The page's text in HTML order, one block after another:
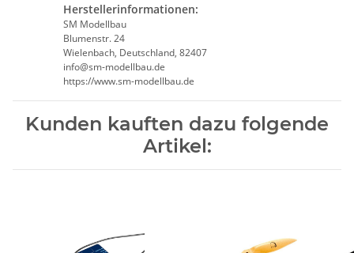
Herstellerinformationen:
SM Modellbau
Blumenstr. 24
Wielenbach, Deutschland, 82407
info@sm-modellbau.de
https://www.sm-modellbau.de
Kunden kauften dazu folgende
Artikel: